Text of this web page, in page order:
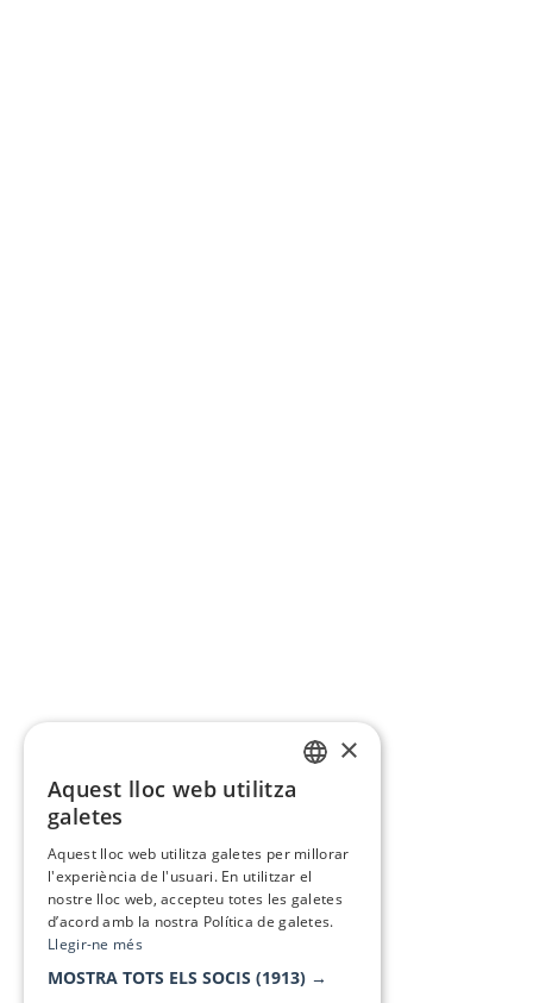
×
Aquest lloc web utilitza
galetes
Aquest lloc web utilitza galetes per millorar
l'experiència de l'usuari. En utilitzar el
nostre lloc web, accepteu totes les galetes
d’acord amb la nostra Política de galetes.
Llegir-ne més
MOSTRA TOTS ELS SOCIS (1913) →